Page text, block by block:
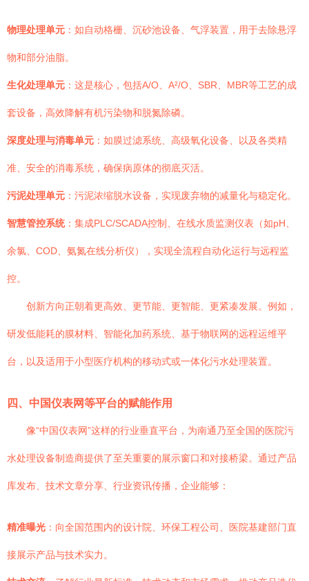
物理处理单元 ：如自动格栅、沉砂池设备、气浮装置，用于去除悬浮
物和部分油脂。
生化处理单元 ：这是核心，包括A/O、A²/O、SBR、MBR等工艺的成
套设备，高效降解有机污染物和脱氮除磷。
深度处理与消毒单元 ：如膜过滤系统、高级氧化设备、以及各类精
准、安全的消毒系统，确保病原体的彻底灭活。
污泥处理单元 ：污泥浓缩脱水设备，实现废弃物的减量化与稳定化。
智慧管控系统：集成PLC/SCADA控制、在线水质监测仪表（如pH、
余氯、COD、氨氮在线分析仪），实现全流程自动化运行与远程监
控。
创新方向正朝着更高效、更节能、更智能、更紧凑发展。例如，
研发低能耗的膜材料、智能化加药系统、基于物联网的远程运维平
台，以及适用于小型医疗机构的移动式或一体化污水处理装置。
四、中国仪表网等平台的赋能作用
像“中国仪表网”这样的行业垂直平台，为南通乃至全国的医院污
水处理设备制造商提供了至关重要的展示窗口和对接桥梁。通过产品
库发布、技术文章分享、行业资讯传播，企业能够：
精准曝光 ：向全国范围内的设计院、环保工程公司、医院基建部门直
接展示产品与技术实力。